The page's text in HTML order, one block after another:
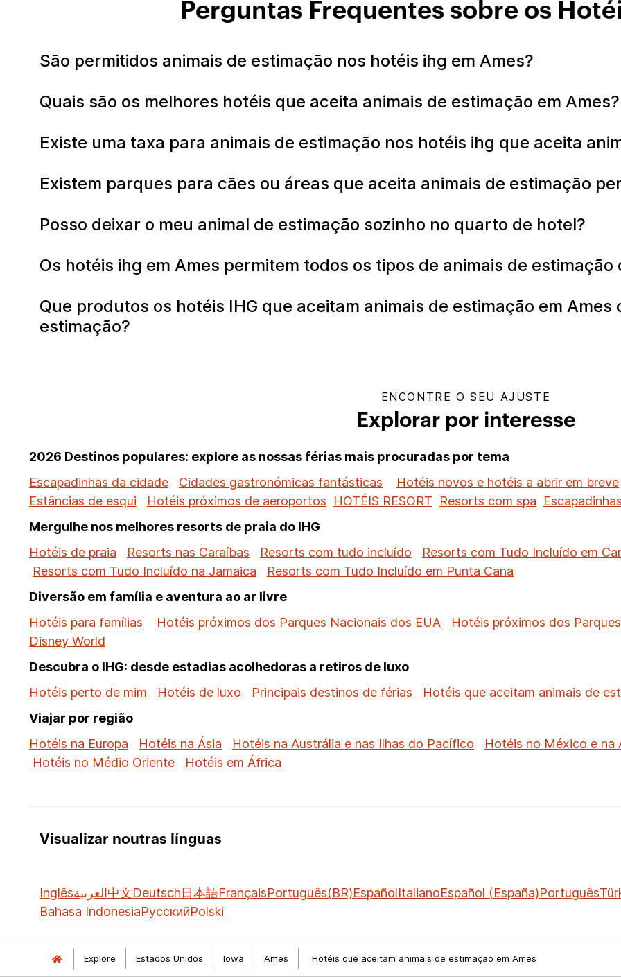
Perguntas Frequentes sobre os
São permitidos animais de estimação nos hotéis ihg em Ames?
Quais são os melhores hotéis que aceita animais de estimação em Ames?
Existe uma taxa para animais de estimação nos hotéis ihg que aceita
Existem parques para cães ou áreas que aceita animais de estimação
Posso deixar o meu animal de estimação sozinho no quarto de hotel?
Os hotéis ihg em Ames permitem todos os tipos de animais de estimação
Que produtos os hotéis IHG que aceitam animais de estimação em
estimação?
ENCONTRE O SEU AJUSTE
Explorar por interesse
2026 Destinos populares: explore as nossas férias mais procuradas por tema
Escapadinhas da cidade
Cidades gastronómicas fantásticas Hotéis novos e hotéis a abrir em breve
Estâncias de esqui
Hotéis próximos de aeroportos HOTÉIS RESORT Resorts com spa
Mergulhe nos melhores resorts de praia do IHG
Hotéis de praia
Resorts nas Caraíbas Resorts com tudo incluído Resorts com Tudo Incluído em
Resorts com Tudo Incluído na Jamaica
Resorts com Tudo Incluído em Punta Cana
Diversão em família e aventura ao ar livre
Hotéis para famílias
Hotéis próximos dos Parques Nacionais dos EUA Hotéis próximos dos
Disney World
Descubra o IHG: desde estadias acolhedoras a retiros de luxo
Hotéis perto de mim
Hotéis de luxo Principais destinos de férias Hotéis que aceitam animais de
Viajar por região
Hotéis na Europa
Hotéis na Ásia Hotéis na Austrália e nas Ilhas do Pacífico Hotéis no México e na
Hotéis no Médio Oriente
Hotéis em África
Visualizar noutras línguas
Inglêsالعربية中文Deutsch日本語FrançaisPortuguês(BR)EspañolItalianoEspañol (España)Português
Bahasa IndonesiaРусскийPolski
Explore Estados Unidos Iowa Ames Hotéis que aceitam animais de estimação em Ames